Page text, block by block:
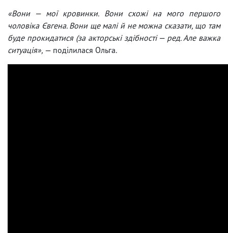
«Вони — мої кровинки. Вони схожі на мого першого
чоловіка Євгена. Вони ще малі й не можна сказати, що там
буде прокидатися (за акторські здібності — ред. Але важка
ситуація», — поділилася Ольга.